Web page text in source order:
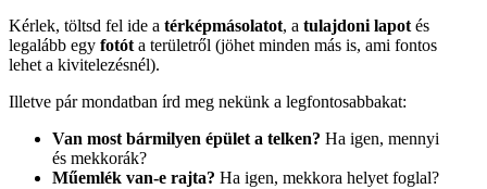
Kérlek, töltsd fel ide a térképmásolatot, a tulajdoni lapot és
legalább egy fotót a területről (jöhet minden más is, ami fontos
lehet a kivitelezésnél).
Illetve pár mondatban írd meg nekünk a legfontosabbakat:
Van most bármilyen épület a telken? Ha igen, mennyi
és mekkorák?
Műemlék van-e rajta? Ha igen, mekkora helyet foglal?